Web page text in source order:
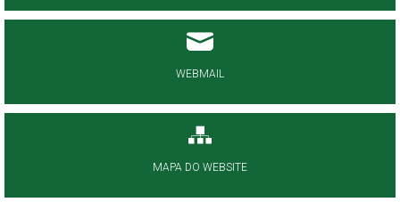
WEBMAIL
MAPA DO WEBSITE